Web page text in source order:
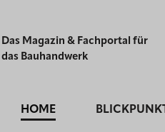
Das Magazin & Fachportal für
das Bauhandwerk
HOME BLICKPUNKT